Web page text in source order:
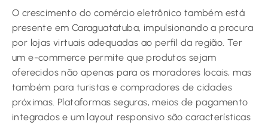
O crescimento do comércio eletrônico também está
presente em Caraguatatuba, impulsionando a procura
por lojas virtuais adequadas ao perfil da região. Ter
um e-commerce permite que produtos sejam
oferecidos não apenas para os moradores locais, mas
também para turistas e compradores de cidades
próximas. Plataformas seguras, meios de pagamento
integrados e um layout responsivo são características